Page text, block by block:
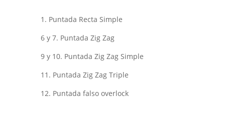
1. Puntada Recta Simple
6 y 7. Puntada Zig Zag
9 y 10. Puntada Zig Zag Simple
11. Puntada Zig Zag Triple
12. Puntada falso overlock